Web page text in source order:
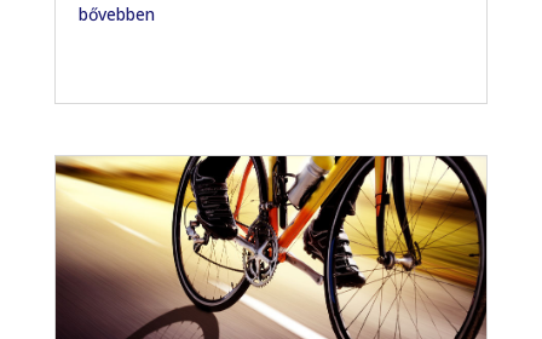
bővebben